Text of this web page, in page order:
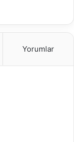
Yorumlar